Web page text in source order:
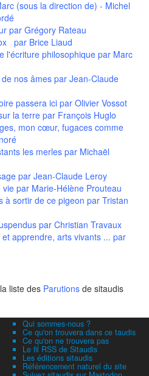
(sous la direction de) - Michel
par Grégory Rateau
par Brice Liaud
l'écriture philosophique par Marc
nos âmes par Jean-Claude
passera ici par Olivier Vossot
la terre par François Huglo
mon cœur, fugaces comme
les merles par Michaël
par Jean-Claude Leroy
vie par Marie-Hélène Prouteau
à sortir de ce pigeon par Tristan
par Christian Travaux
apprendre, arts vivants ... par
liste des Parutions de sitaudis
Qui sommes-nous ?
Ce qu'on trouvera dans ce taudis
Ce qu'on ne trouvera pas
Le fil RSS de Sitaudis
Les éditions sitaudis
Référencement naturel du site